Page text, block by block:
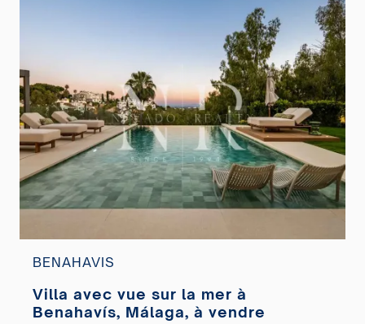
BENAHAVIS
Villa avec vue sur la mer à
Benahavís, Málaga, à vendre